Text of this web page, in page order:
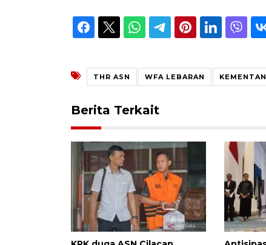
THR ASN WFA LEBARAN KEMENTAN
Berita Terkait